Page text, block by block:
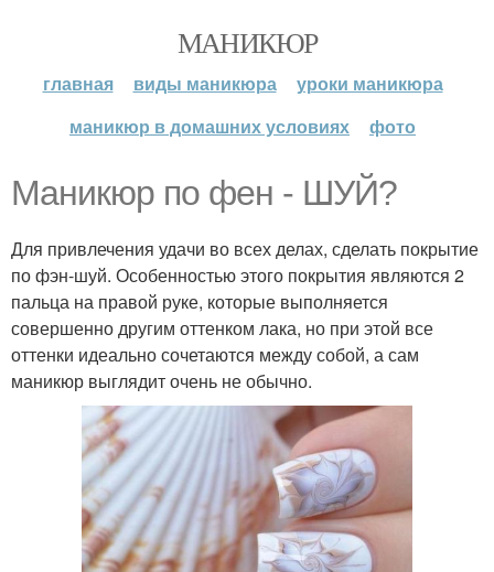
МАНИКЮР
главная виды маникюра
уроки маникюра
маникюр в домашних условиях
фото
Маникюр по фен - ШУЙ?
Для привлечения удачи во всех делах, сделать покрытие
по фэн-шуй. Особенностью этого покрытия являются 2
пальца на правой руке, которые выполняется
совершенно другим оттенком лака, но при этой все
оттенки идеально сочетаются между собой, а сам
маникюр выглядит очень не обычно.